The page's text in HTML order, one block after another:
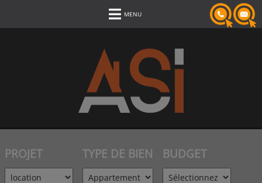
MENU
PROJET TYPE DE BIEN BUDGET